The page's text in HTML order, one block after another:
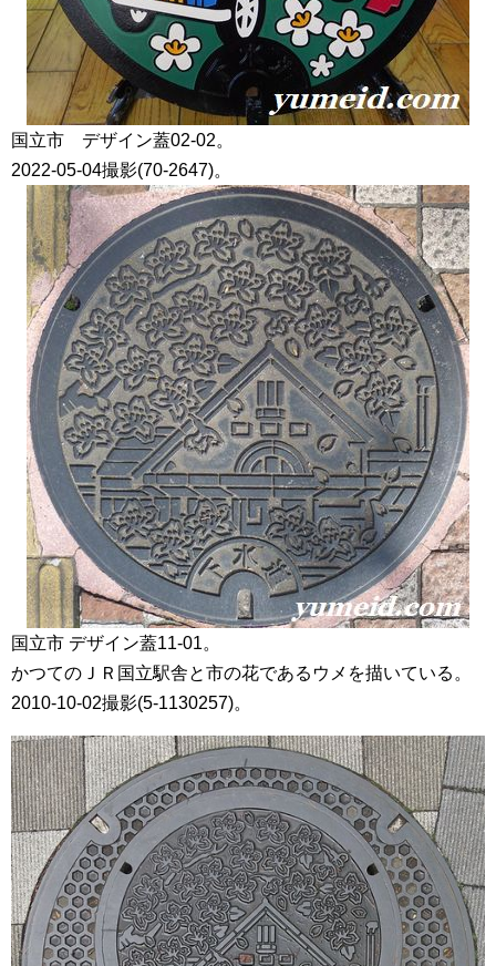
国立市 デザイン蓋02-02。
2022-05-04撮影(70-2647)。
国立市 デザイン蓋11-01。
かつてのＪＲ国立駅舎と市の花であるウメを描いている。
2010-10-02撮影(5-1130257)。